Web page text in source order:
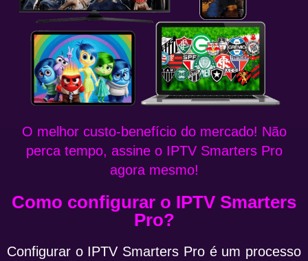
O melhor custo-benefício do mercado! Não
perca tempo, assine o IPTV Smarters Pro
agora mesmo!
Como configurar o IPTV Smarters
Pro?
Configurar o IPTV Smarters Pro é um processo